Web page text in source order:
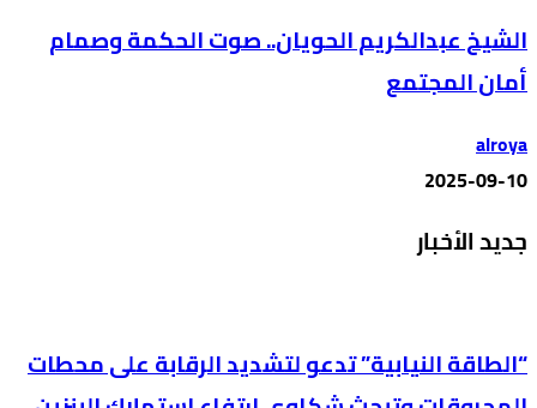
الشيخ عبدالكريم الحويان.. صوت الحكمة وصمام
أمان المجتمع
alroya
2025-09-10
جديد الأخبار
“الطاقة النيابية” تدعو لتشديد الرقابة على محطات